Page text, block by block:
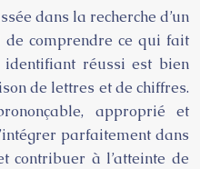
dans la recherche d’un
de comprendre ce qui fait
réussi est bien
de lettres et de chiffres.
approprié et
parfaitement dans
contribuer à l’atteinte de